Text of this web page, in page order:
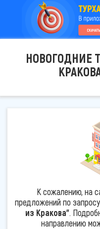
НОВОГОДНИЕ
К сожалению, на
предложений по запросу
из Кракова".
направлению